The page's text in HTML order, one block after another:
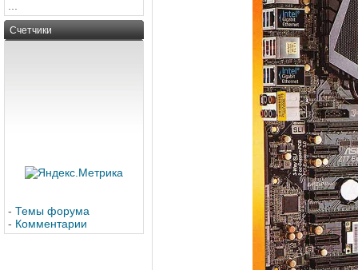
Счетчики
- Темы форума
- Комментарии